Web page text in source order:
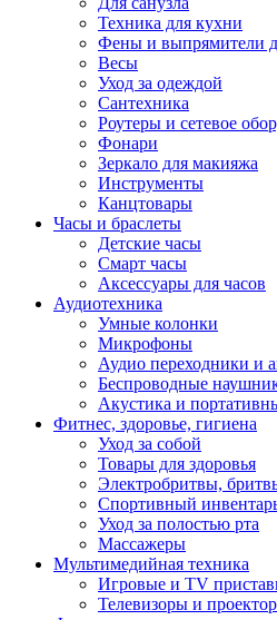
Техника для кухни
Фены и выпрямители
Весы
Уход за одеждой
Сантехника
Роутеры и сетевое
Фонари
Зеркало для макияжа
Инструменты
Канцтовары
Часы и браслеты
Детские часы
Смарт часы
Аксессуары для часов
Аудиотехника
Умные колонки
Микрофоны
Аудио переходники и
Беспроводные
Акустика и
Фитнес, здоровье, гигиена
Уход за собой
Товары для здоровья
Электробритвы,
Спортивный
Уход за полостью рта
Массажеры
Мультимедийная техника
Игровые и TV
Телевизоры и